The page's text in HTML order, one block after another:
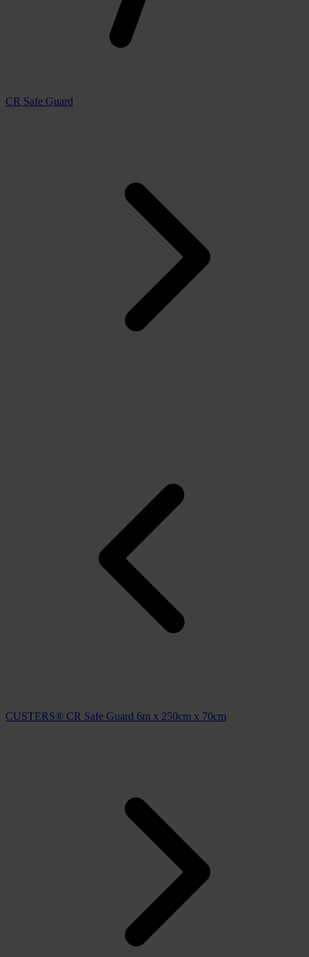
CR Safe Guard
CUSTERS® CR Safe Guard 6m x 250cm x 70cm